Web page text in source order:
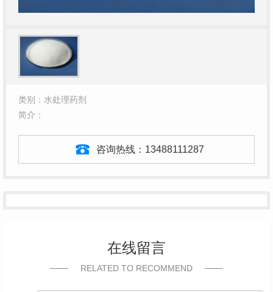
类别：水处理药剂
简介：
咨询热线： 13488111287
在线留言
RELATED TO RECOMMEND